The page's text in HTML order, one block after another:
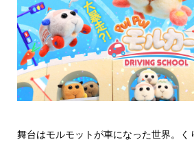
舞台はモルモットが車になった世界。く